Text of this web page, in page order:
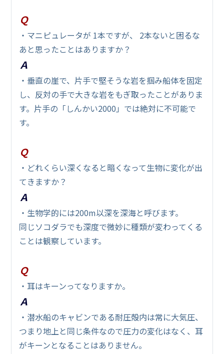
Ｑ
・マニピュレータが 1本ですが、 2本ないと困るな
あと思ったことはありますか？
Ａ
・垂直の崖で、片手で堅そうな岩を掴み船体を固定
し、反対の手で大きな岩をもぎ取ったことがありま
す。片手の「しんかい2000」では絶対に不可能で
す。
Ｑ
・どれくらい深くなると暗くなって生物に変化が出
てきますか？
Ａ
・生物学的には200m以深を深海と呼びます。
同じソコダラでも深度で微妙に種類が変わってくる
ことは観察しています。
Ｑ
・耳はキーンってなりますか。
Ａ
・潜水船のキャビンである耐圧殻内は常に大気圧、
つまり地上と同じ条件なので圧力の変化はなく、耳
がキーンとなることはありません。